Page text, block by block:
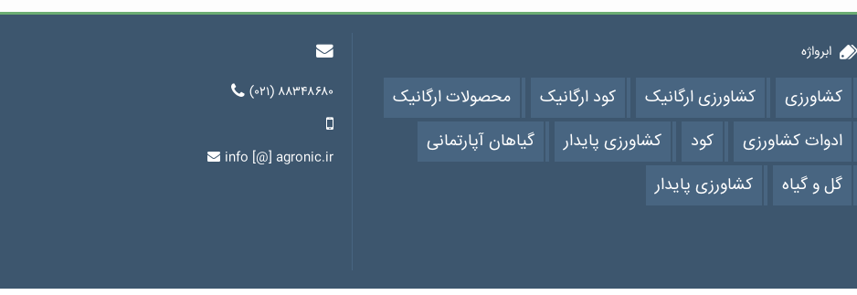
(۰۲۱) ۸۸۳۴۸۶۸۰
info [@] agronic.ir
ابرواژه
کشاورزی کشاورزی ارگانیک کود ارگانیک
محصولات ارگانیک
ادوات کشاورزی
کود کشاورزی پایدار
گیاهان آپارتمانی
گل و گیاه
کشاورزی پایدار